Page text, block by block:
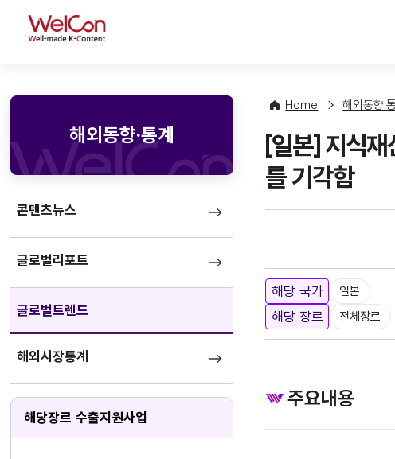
WelCon
해외동향·통계
콘텐츠뉴스
글로벌리포트
글로벌트렌드
해외시장통계
해당장르 수출지원사업
Home 해외동향·
[일본] 지식
를 기각함
해당 국가 일본
해당 장르 전체장르
주요내용